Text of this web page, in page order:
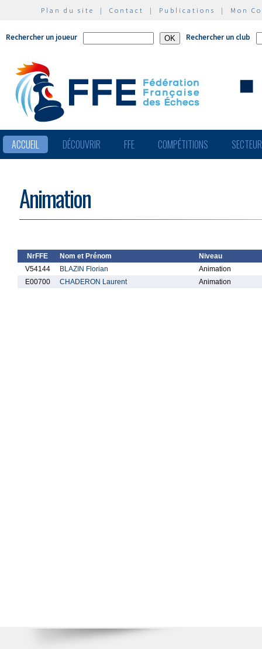
Plan du site | Contact | Publications | Mon
Rechercher un joueur Rechercher un club
ACCUEIL DÉCOUVRIR FFE COMPÉTITIONS
Animation
NrFFE Nom et Prénom
Niveau
V54144
BLAZIN Florian
Animation
E00700
CHADERON Laurent Animation